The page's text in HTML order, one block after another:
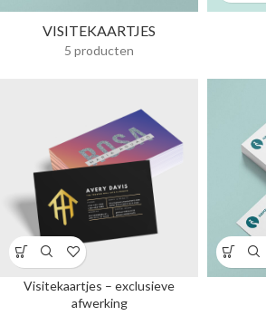
VISITEKAARTJES
5 producten
Visitekaartjes – exclusieve
afwerking